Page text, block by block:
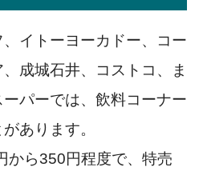
イトーヨーカドー、コー
成城石井、コストコ、ま
パーでは、飲料コーナー
あります。
から350円程度で、特売